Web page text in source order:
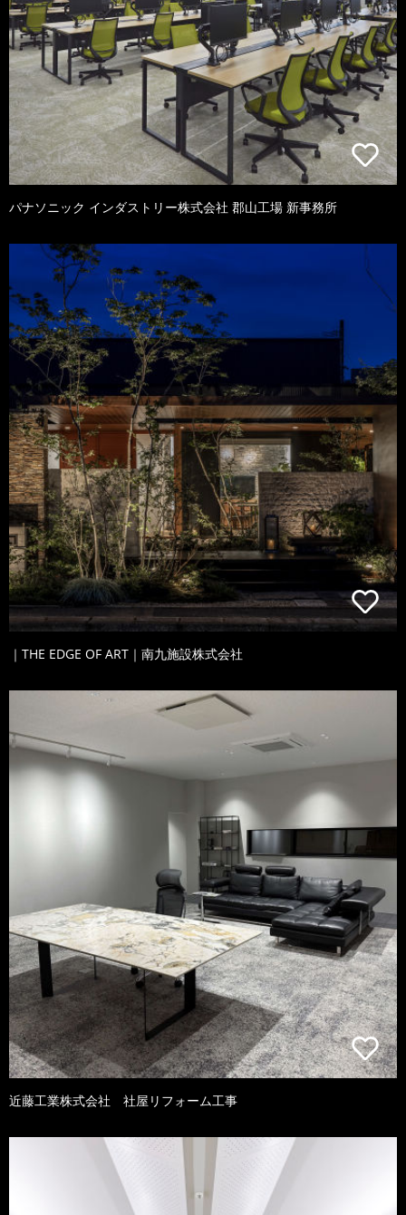
パナソニック インダストリー株式会社 郡山工場 新事務所
｜THE EDGE OF ART｜南九施設株式会社
近藤工業株式会社 社屋リフォーム工事